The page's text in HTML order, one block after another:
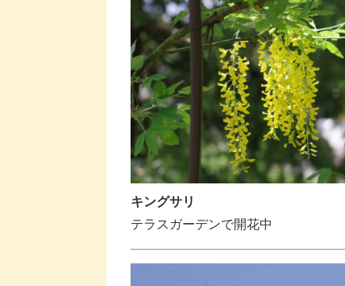
キングサリ
テラスガーデンで開花中